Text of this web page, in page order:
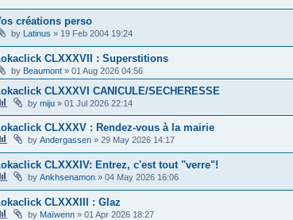
créations perso
by Latinus » 19 Feb 2004 19:24
CLXXXVII : Superstitions
by Beaumont » 01 Aug 2026 04:56
CLXXXVI CANICULE/SECHERESSE
by miju » 01 Jul 2026 22:14
CLXXXV : Rendez-vous à la mairie
by Andergassen » 29 May 2026 14:17
CLXXXIV: Entrez, c'est tout "verre"!
by Ankhsenamon » 04 May 2026 16:06
CLXXXIII : Glaz
by Maïwenn » 01 Apr 2026 18:27